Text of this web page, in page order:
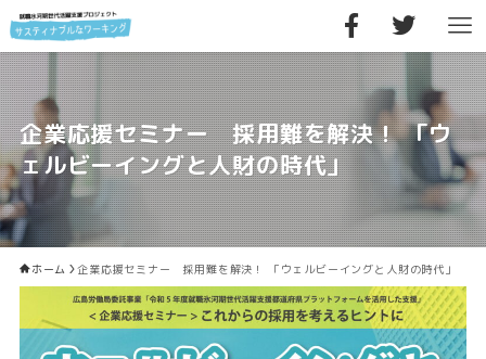
企業応援セミナー 採用難を解決！ 「ウ
ェルビーイングと人財の時代」
ホーム 企業応援セミナー 採用難を解決！ 「ウェルビーイングと人財の時代」